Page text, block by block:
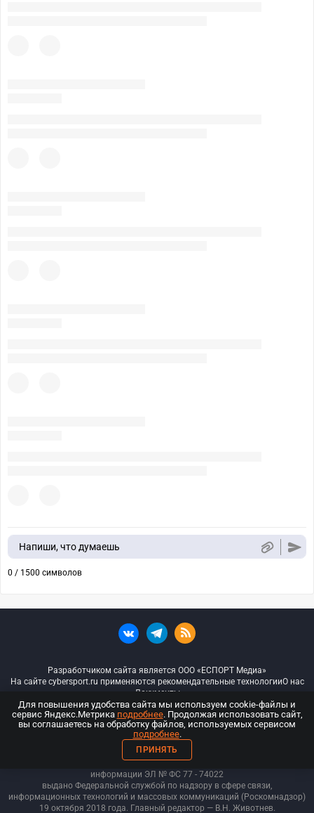
Напиши, что думаешь
0 / 1500 символов
Разработчиком сайта является ООО «ЕСПОРТ Медиа»
На сайте cybersport.ru применяются рекомендательные технологииО нас
Документы
© ООО «Киберспорт.ру» — Все права защищены
18+
ООО «Киберспорт.ру». Свидетельство о регистрации средств массовой
информации ЭЛ № ФС 77 - 74022
выдано Федеральной службой по надзору в сфере связи,
информационных технологий и массовых коммуникаций (Роскомнадзор)
19 октября 2018 года. Главный редактор — В.Н. Животнев.
Для повышения удобства сайта мы используем cookie-файлы и
сервис Яндекс.Метрика подробнее. Продолжая использовать сайт,
вы соглашаетесь на обработку файлов, используемых сервисом
подробнее.
ПРИНЯТЬ